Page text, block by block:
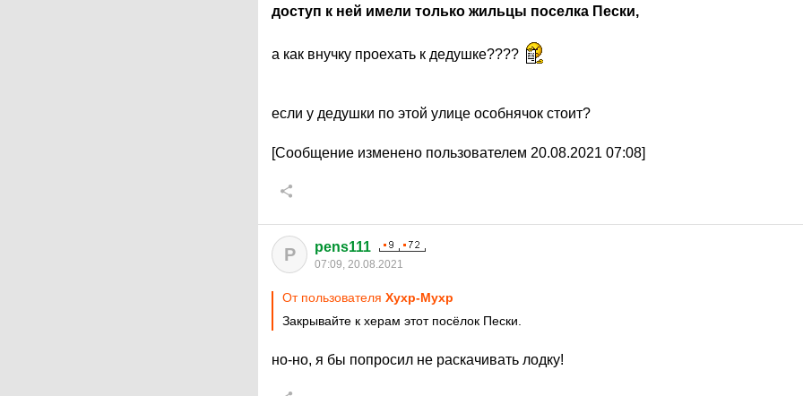
доступ к ней имели только жильцы поселка Пески,
а как внучку проехать к дедушке????
если у дедушки по этой улице особнячок стоит?
[Сообщение изменено пользователем 20.08.2021 07:08]
P pens111
07:09, 20.08.2021
От пользователя Хухр-Мухр
Закрывайте к херам этот посёлок Пески.
но-но, я бы попросил не раскачивать лодку!